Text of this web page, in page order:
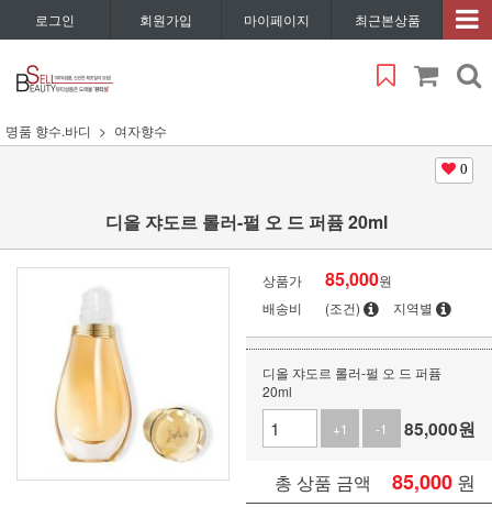
로그인 회원가입 마이페이지 최근본상품
명품 향수.바디 여자향수
0
디올 쟈도르 롤러-펄 오 드 퍼퓸 20ml
상품가 85,000원
배송비
(조건) 지역별
디올 쟈도르 롤러-펄 오 드 퍼퓸
20ml
+1
-1 85,000원
총 상품 금액 85,000 원